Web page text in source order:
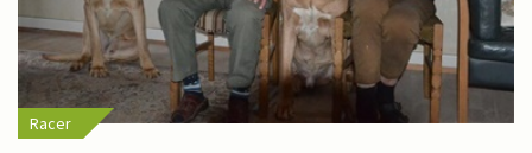
Racer